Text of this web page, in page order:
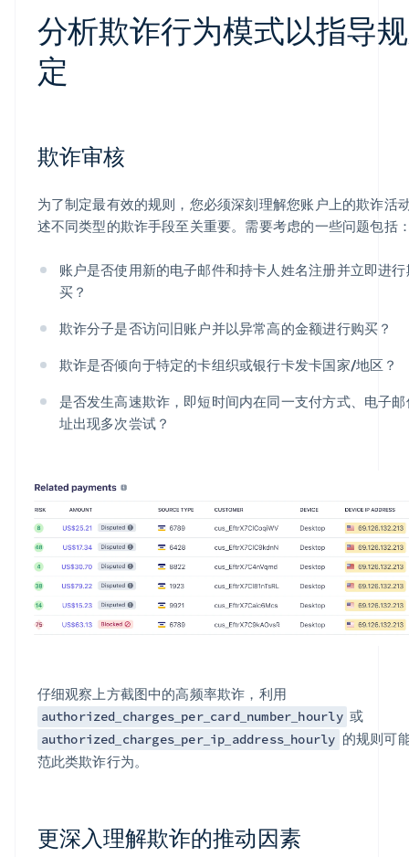
分析欺诈行为模式以指导
定
欺诈审核
为了制定最有效的规则，您必须深刻理解您账户上的欺诈活
述不同类型的欺诈手段至关重要。需要考虑的一些问题包括
账户是否使用新的电子邮件和持卡人姓名注册并立即进
买？
欺诈分子是否访问旧账户并以异常高的金额进行购买？
欺诈是否倾向于特定的卡组织或银行卡发卡国家/地区？
是否发生高速欺诈，即短时间内在同一支付方式、电子邮
址出现多次尝试？
仔细观察上方截图中的高频率欺诈，利用
authorized_charges_per_card_number_hourly 或
authorized_charges_per_ip_address_hourly 的规则可
范此类欺诈行为。
更深入理解欺诈的推动因素